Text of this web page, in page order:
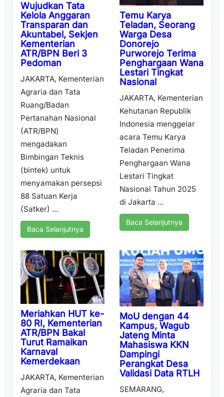
Wujudkan Tata
Kelola Anggaran
Transparan dan
Akuntabel, Sekjen
Kementerian
ATR/BPN Beri 3
Pedoman
JAKARTA, Kementerian
Agraria dan Tata
Ruang/Badan
Pertanahan Nasional
(ATR/BPN)
mengadakan
Bimbingan Teknis
(bintek) untuk
menyamakan persepsi
88 Satuan Kerja
(Satker) ...
Baca Selanjutnya
Temu Karya
Teladan, Seorang
Warga Desa
Donorejo
Purworejo Terima
Penghargaan Wana
Lestari Tingkat
Nasional
JAKARTA, Kementerian
Kehutanan Republik
Indonesia menggelar
acara Temu Karya
Teladan Penerima
Penghargaan Wana
Lestari Tingkat
Nasional Tahun 2025
di Jakarta ...
Baca Selanjutnya
Meriahkan HUT ke-
80 RI, Kementerian
ATR/BPN Bakal
Turut Ramaikan
Karnaval
Kemerdekaan
JAKARTA, Kementerian
Agraria dan Tata
MoU dengan 44
Kampus, Wagub
Jateng Minta
Mahasiswa KKN
Dampingi
Perangkat Desa
Validasi Data RTLH
SEMARANG,